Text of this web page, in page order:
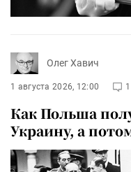
Олег Хавич
1 августа 2026, 12:00
Как Польша
Украину, а